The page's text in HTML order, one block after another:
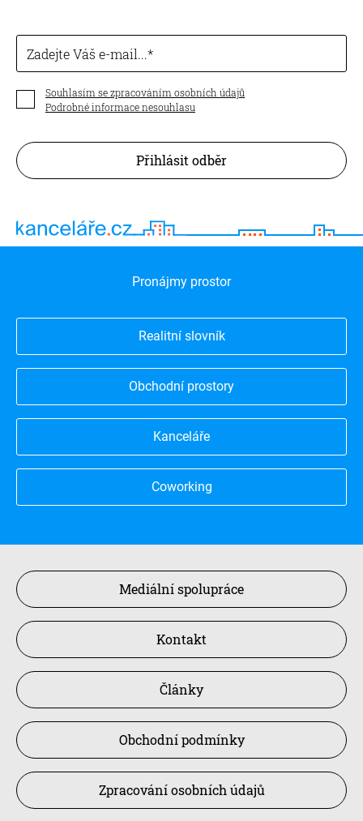
Zadejte Váš e-mail...
Souhlasím se zpracováním osobních údajů
Podrobné informace nesouhlasu
Přihlásit odběr
Pronájmy prostor
Realitní slovník
Obchodní prostory
Kanceláře
Coworking
Mediální spolupráce
Kontakt
Články
Obchodní podmínky
Zpracování osobních údajů